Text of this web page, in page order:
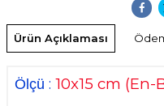
Ürün Açıklaması
Ölçü : 10x15 cm (En-